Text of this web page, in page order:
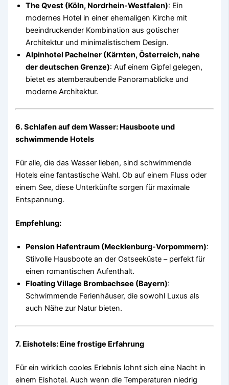
The Qvest (Köln, Nordrhein-Westfalen): Ein
modernes Hotel in einer ehemaligen Kirche mit
beeindruckender Kombination aus gotischer
Architektur und minimalistischem Design.
Alpinhotel Pacheiner (Kärnten, Österreich, nahe
der deutschen Grenze): Auf einem Gipfel gelegen,
bietet es atemberaubende Panoramablicke und
moderne Architektur.
6. Schlafen auf dem Wasser: Hausboote und
schwimmende Hotels
Für alle, die das Wasser lieben, sind schwimmende
Hotels eine fantastische Wahl. Ob auf einem Fluss oder
einem See, diese Unterkünfte sorgen für maximale
Entspannung.
Empfehlung:
Pension Hafentraum (Mecklenburg-Vorpommern):
Stilvolle Hausboote an der Ostseeküste – perfekt für
einen romantischen Aufenthalt.
Floating Village Brombachsee (Bayern):
Schwimmende Ferienhäuser, die sowohl Luxus als
auch Nähe zur Natur bieten.
7. Eishotels: Eine frostige Erfahrung
Für ein wirklich cooles Erlebnis lohnt sich eine Nacht in
einem Eishotel. Auch wenn die Temperaturen niedrig